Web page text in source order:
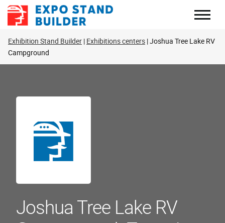
Перейти
Exhibition Stand Builder Exhibitions centers Joshua Tree Lake RV
Campground
Joshua Tree Lake RV